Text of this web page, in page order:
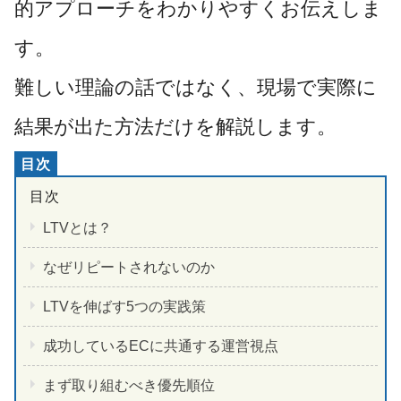
的アプローチをわかりやすくお伝えしま
す。
難しい理論の話ではなく、現場で実際に
結果が出た方法だけを解説します。
LTVとは？
なぜリピートされないのか
LTVを伸ばす5つの実践策
成功しているECに共通する運営視点
まず取り組むべき優先順位